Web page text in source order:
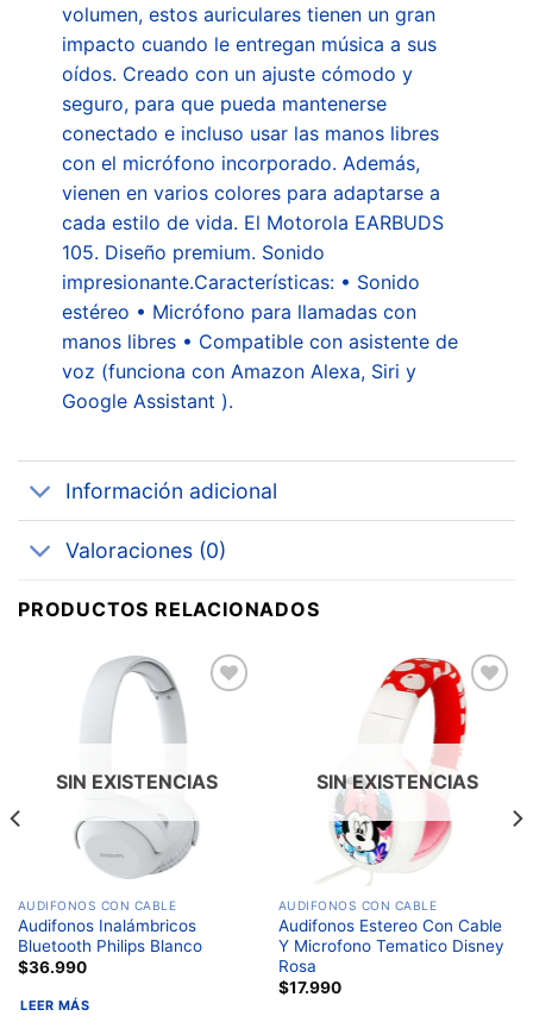
volumen, estos auriculares tienen un gran
impacto cuando le entregan música a sus
oídos. Creado con un ajuste cómodo y
seguro, para que pueda mantenerse
conectado e incluso usar las manos libres
con el micrófono incorporado. Además,
vienen en varios colores para adaptarse a
cada estilo de vida. El Motorola EARBUDS
105. Diseño premium. Sonido
impresionante.Características: • Sonido
estéreo • Micrófono para llamadas con
manos libres • Compatible con asistente de
voz (funciona con Amazon Alexa, Siri y
Google Assistant ).
Información adicional
Valoraciones (0)
PRODUCTOS RELACIONADOS
SIN EXISTENCIAS
AUDIFONOS CON CABLE
Audifonos Inalámbricos
Bluetooth Philips Blanco
$36.990
LEER MÁS
Añadir
lista de
deseos
SIN EXISTENCIAS
AUDIFONOS CON CABLE
Audifonos Estereo Con Cable
Y Microfono Tematico Disney
Rosa
$17.990